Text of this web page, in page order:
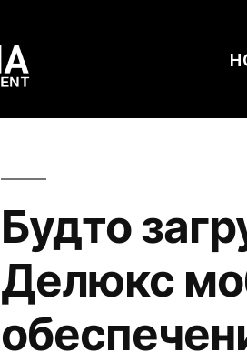
Будто
Делюкс